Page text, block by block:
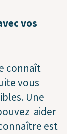
vos
connaît
vous
Une
aider
est